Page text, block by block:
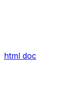
html doc